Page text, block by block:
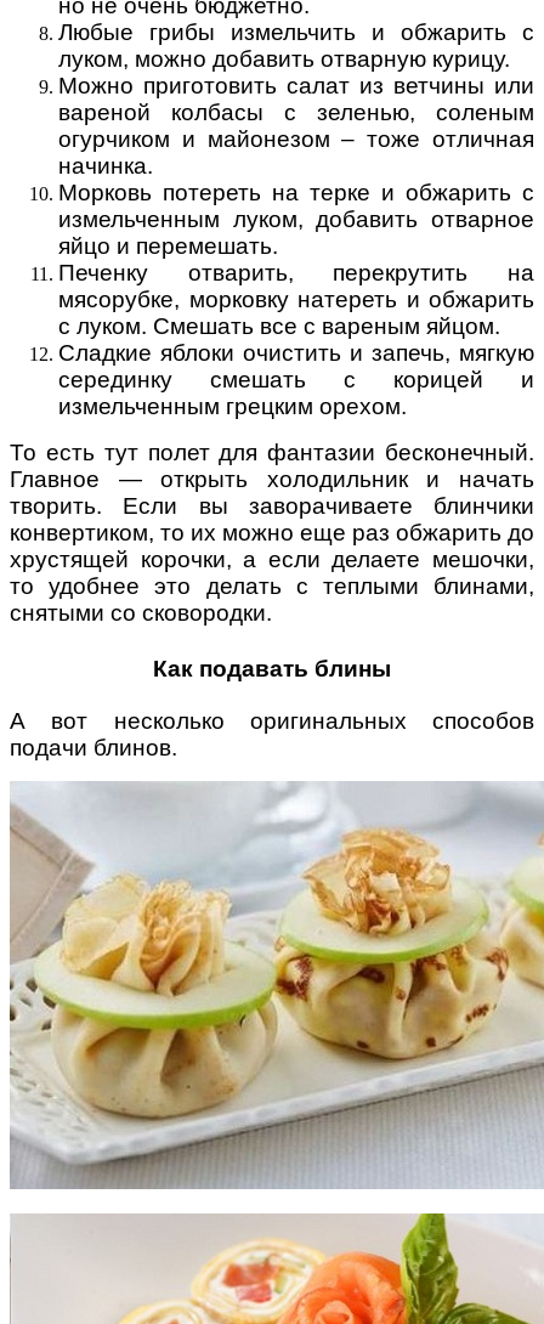
но не очень бюджетно.
Любые грибы измельчить и обжарить с
луком, можно добавить отварную курицу.
Можно приготовить салат из ветчины или
вареной колбасы с зеленью, соленым
огурчиком и майонезом – тоже отличная
начинка.
Морковь потереть на терке и обжарить с
измельченным луком, добавить отварное
яйцо и перемешать.
Печенку отварить, перекрутить на
мясорубке, морковку натереть и обжарить
с луком. Смешать все с вареным яйцом.
Сладкие яблоки очистить и запечь, мягкую
серединку смешать с корицей и
измельченным грецким орехом.
То есть тут полет для фантазии бесконечный.
Главное — открыть холодильник и начать
творить. Если вы заворачиваете блинчики
конвертиком, то их можно еще раз обжарить до
хрустящей корочки, а если делаете мешочки,
то удобнее это делать с теплыми блинами,
снятыми со сковородки.
Как подавать блины
А вот несколько оригинальных способов
подачи блинов.